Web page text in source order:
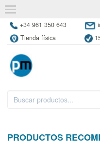
+34 961 350 643
Tienda física
PRODUCTOS